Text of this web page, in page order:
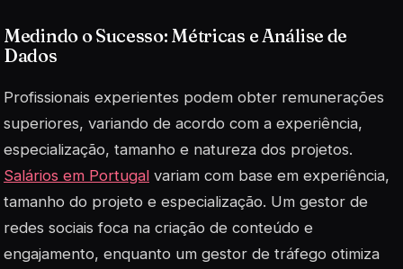
Medindo o Sucesso: Métricas e Análise de
Dados
Profissionais experientes podem obter remunerações
superiores, variando de acordo com a experiência,
especialização, tamanho e natureza dos projetos.
Salários em Portugal variam com base em experiência,
tamanho do projeto e especialização. Um gestor de
redes sociais foca na criação de conteúdo e
engajamento, enquanto um gestor de tráfego otimiza